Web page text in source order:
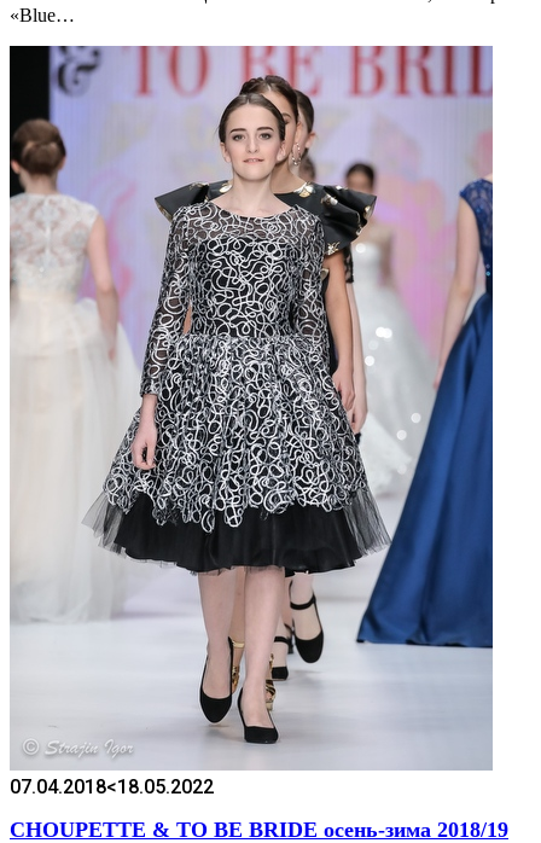
«Blue…
07.04.2018<18.05.2022
CHOUPETTE & TO BE BRIDE осень-зима 2018/19